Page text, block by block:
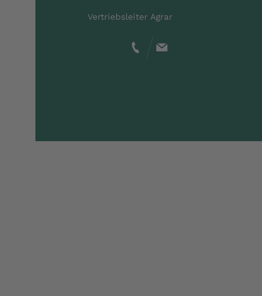
Vertriebsleiter Agrar